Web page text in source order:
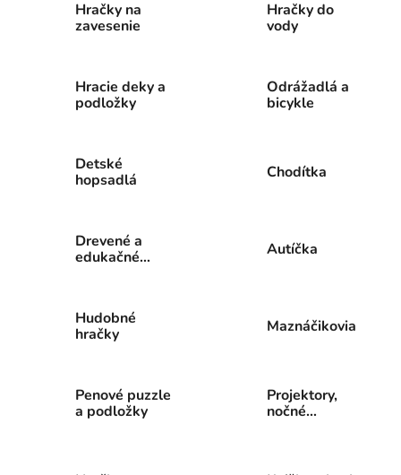
Hračky na
zavesenie
Hračky do
vody
Hracie deky a
podložky
Odrážadlá a
bicykle
Detské
hopsadlá
Chodítka
Drevené a
edukačné
Autíčka
Hudobné
hračky
Maznáčikovia
Penové puzzle
a podložky
Projektory,
nočné